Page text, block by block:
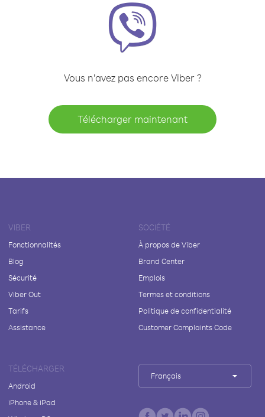
Vous n’avez pas encore Viber ?
Télécharger maintenant
VIBER
Fonctionnalités
Blog
Sécurité
Viber Out
Tarifs
Assistance
SOCIÉTÉ
À propos de Viber
Brand Center
Emplois
Termes et conditions
Politique de confidentialité
Customer Complaints Code
TÉLÉCHARGER
Android
iPhone & iPad
Français